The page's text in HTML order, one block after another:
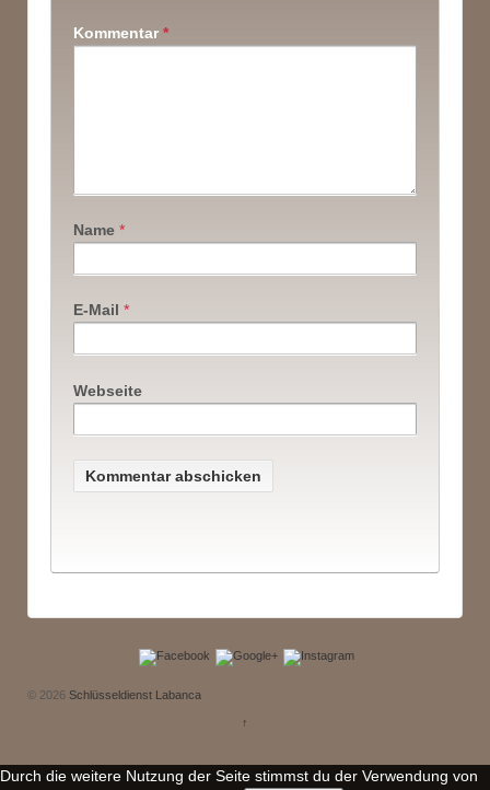
Kommentar*
Name *
E-Mail *
Webseite
© 2026 Schlüsseldienst Labanca
↑
Durch die weitere Nutzung der Seite stimmst du der Verwendung von